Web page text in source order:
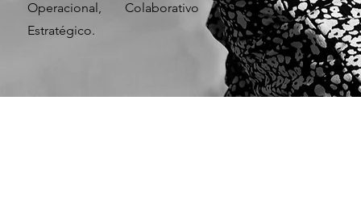
Operacional, Colaborativo o
Estratégico.